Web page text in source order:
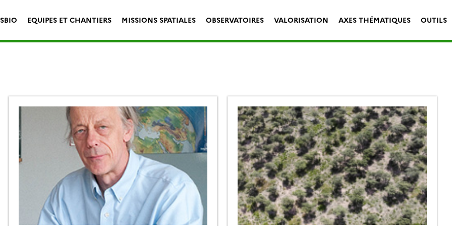
EQUIPES ET CHANTIERS MISSIONS SPATIALES OBSERVATOIRES VALORISATION AXES THÉMATIQUES OUTILS